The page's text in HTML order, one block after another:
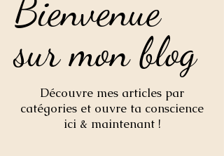
Bienvenue
sur mon blog
Bienvenue
sur mon blog
Découvre mes articles par
catégories et ouvre ta conscience
ici & maintenant !